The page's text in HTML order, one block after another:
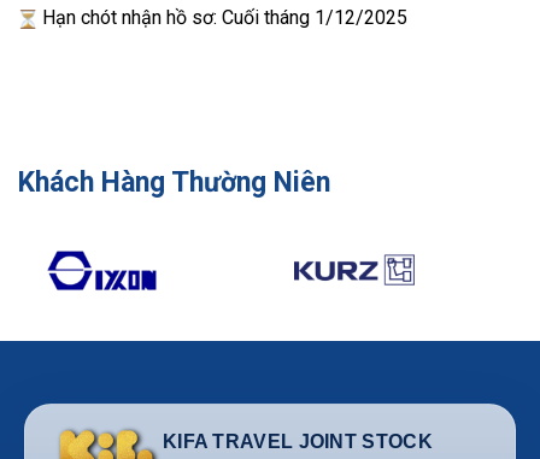
Hạn chót nhận hồ sơ: Cuối tháng 1/12/2025
Khách Hàng Thường Niên
KIFA TRAVEL JOINT STOCK